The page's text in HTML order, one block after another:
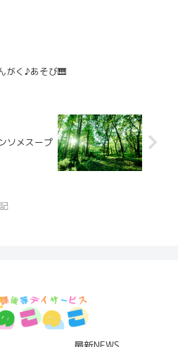
がく♪あそび🎹
ソメスープ